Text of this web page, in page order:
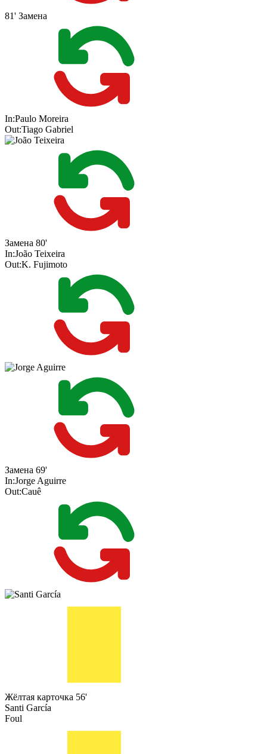
81' Замена
In:Paulo Moreira
Out:Tiago Gabriel
Замена 80'
In:João Teixeira
Out:K. Fujimoto
Замена 69'
In:Jorge Aguirre
Out:Cauê
Жёлтая карточка 56'
Santi García
Foul